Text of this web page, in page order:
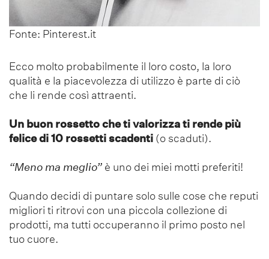
Fonte: Pinterest.it
Ecco molto probabilmente il loro costo, la loro
qualità e la piacevolezza di utilizzo è parte di ciò
che li rende così attraenti.
Un buon rossetto che ti valorizzati rende più
felicedi 10 rossetti scadenti (o scaduti).
“Meno ma meglio” è uno dei miei motti preferiti!
Quando decidi di puntare solo sulle cose che reputi
migliori ti ritrovi con una piccola collezione di
prodotti, ma tutti occuperanno il primo posto nel
tuo cuore.